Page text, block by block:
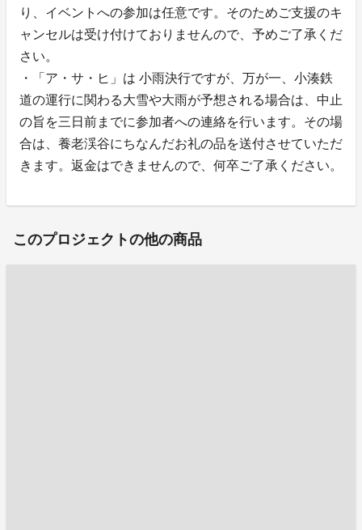
り、イベントへの参加は任意です。そのためご支援のキ
ャンセルは受け付けておりませんので、予めご了承くだ
さい。
・「ア・サ・ヒ」は 小雨決行ですが、万が一、小湊鉄
道の運行に関わる大雪や大雨が予想される場合は、中止
の旨を三日前までに参加者への連絡を行います。その場
合は、養老渓谷にちなんだお礼の品を送付させていただ
きます。返金はできませんので、何卒ご了承ください。
このプロジェクトの他の商品